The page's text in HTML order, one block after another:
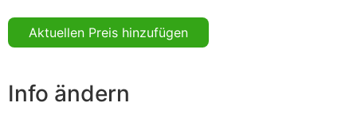
Aktuellen Preis hinzufügen
Info ändern